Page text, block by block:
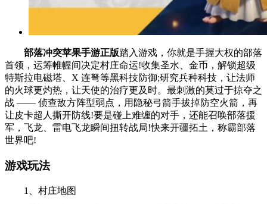
部落冲突苹果手游正版踏入游戏，你就是手握大权的部落
首领，运筹帷幄间决定村庄命运!收集圣水、金币，解锁超级
特斯拉电磁塔、X 连弩等黑科技防御;研究兵种科技，让法师
的火球更灼热，让天使的治疗更及时。最刺激的莫过于掠夺之
战 —— 侦查敌方阵型弱点，用隐秘弓箭手拔掉防空火箭，再
让皮卡超人撕开防线!要是碰上难缠的对手，还能召唤部落援
军，飞龙、雷电飞龙瞬间扭转战局!快来开疆拓土，称霸部落
世界吧!
游戏玩法
1、村庄地图